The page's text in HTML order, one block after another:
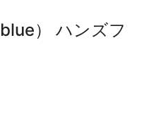
） ハンズフ